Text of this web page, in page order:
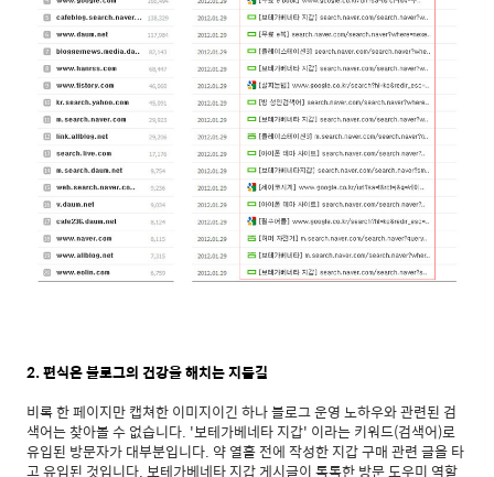
2. 편식은 블로그의 건강을 해치는 지름길
비록 한 페이지만 캡쳐한 이미지이긴 하나 블로그 운영 노하우와 관련된 검
색어는 찾아볼 수 없습니다. '보테가베네타 지갑' 이라는 키워드(검색어)로
유입된 방문자가 대부분입니다. 약 열흘 전에 작성한 지갑 구매 관련 글을 타
고 유입된 것입니다. 보테가베네타 지갑 게시글이 톡톡한 방문 도우미 역할